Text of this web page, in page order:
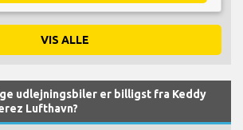
VIS ALLE
udlejningsbiler er billigst fra Keddy
Lufthavn?